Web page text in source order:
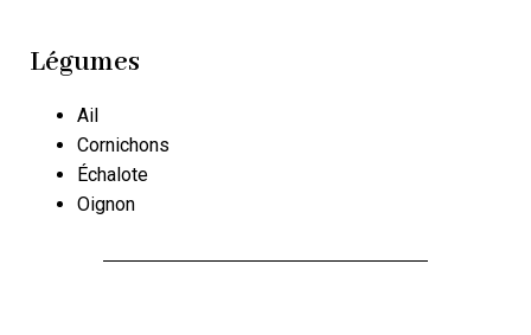
Légumes
Ail
Cornichons
Échalote
Oignon